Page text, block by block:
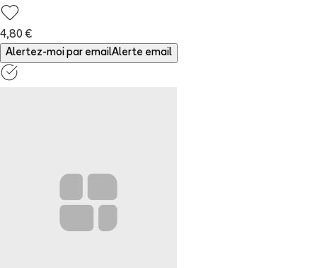
4,80 €
Alertez-moi par emailAlerte email